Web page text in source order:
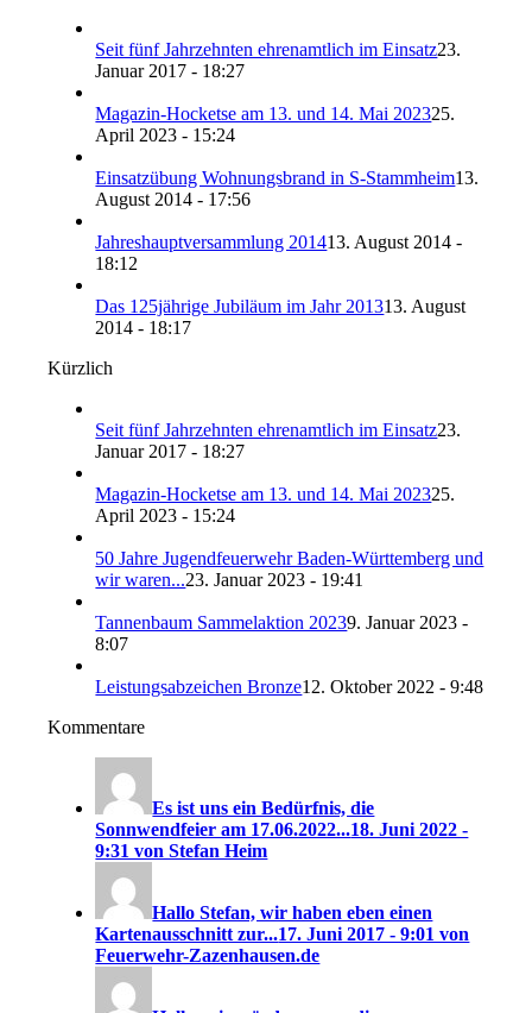
Seit fünf Jahrzehnten ehrenamtlich im Einsatz23.
Januar 2017 - 18:27
Magazin-Hocketse am 13. und 14. Mai 202325.
April 2023 - 15:24
Einsatzübung Wohnungsbrand in S-Stammheim13.
August 2014 - 17:56
Jahreshauptversammlung 201413. August 2014 -
18:12
Das 125jährige Jubiläum im Jahr 201313. August
2014 - 18:17
Kürzlich
Seit fünf Jahrzehnten ehrenamtlich im Einsatz23.
Januar 2017 - 18:27
Magazin-Hocketse am 13. und 14. Mai 202325.
April 2023 - 15:24
50 Jahre Jugendfeuerwehr Baden-Württemberg und
wir waren...23. Januar 2023 - 19:41
Tannenbaum Sammelaktion 20239. Januar 2023 -
8:07
Leistungsabzeichen Bronze12. Oktober 2022 - 9:48
Kommentare
Es ist uns ein Bedürfnis, die
Sonnwendfeier am 17.06.2022...18. Juni 2022 -
9:31 von Stefan Heim
Hallo Stefan, wir haben eben einen
Kartenausschnitt zur...17. Juni 2017 - 9:01 von
Feuerwehr-Zazenhausen.de